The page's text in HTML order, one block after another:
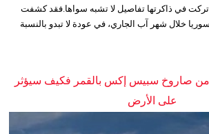
في ذاكرتها تفاصيل لا تشبه سواها.فقد كشفت
خلال شهر آب الجاري، في عودة لا تبدو بالنسبة
صاروخ سبيس إكس بالقمر فكيف سيؤثر
على الأرض